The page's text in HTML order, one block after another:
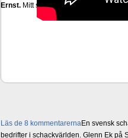
Ernst. Mitt stalltips är att Lindberg blir
Läs de 8 kommentarernaEn svensk
bedrifter i schackvärlden. Glenn Ek på